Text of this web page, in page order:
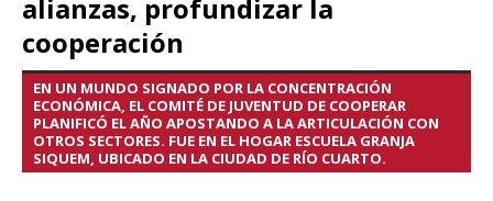
alianzas, profundizar la
cooperación
EN UN MUNDO SIGNADO POR LA CONCENTRACIÓN
ECONÓMICA, EL COMITÉ DE JUVENTUD DE COOPERAR
PLANIFICÓ EL AÑO APOSTANDO A LA ARTICULACIÓN CON
OTROS SECTORES. FUE EN EL HOGAR ESCUELA GRANJA
SIQUEM, UBICADO EN LA CIUDAD DE RÍO CUARTO.